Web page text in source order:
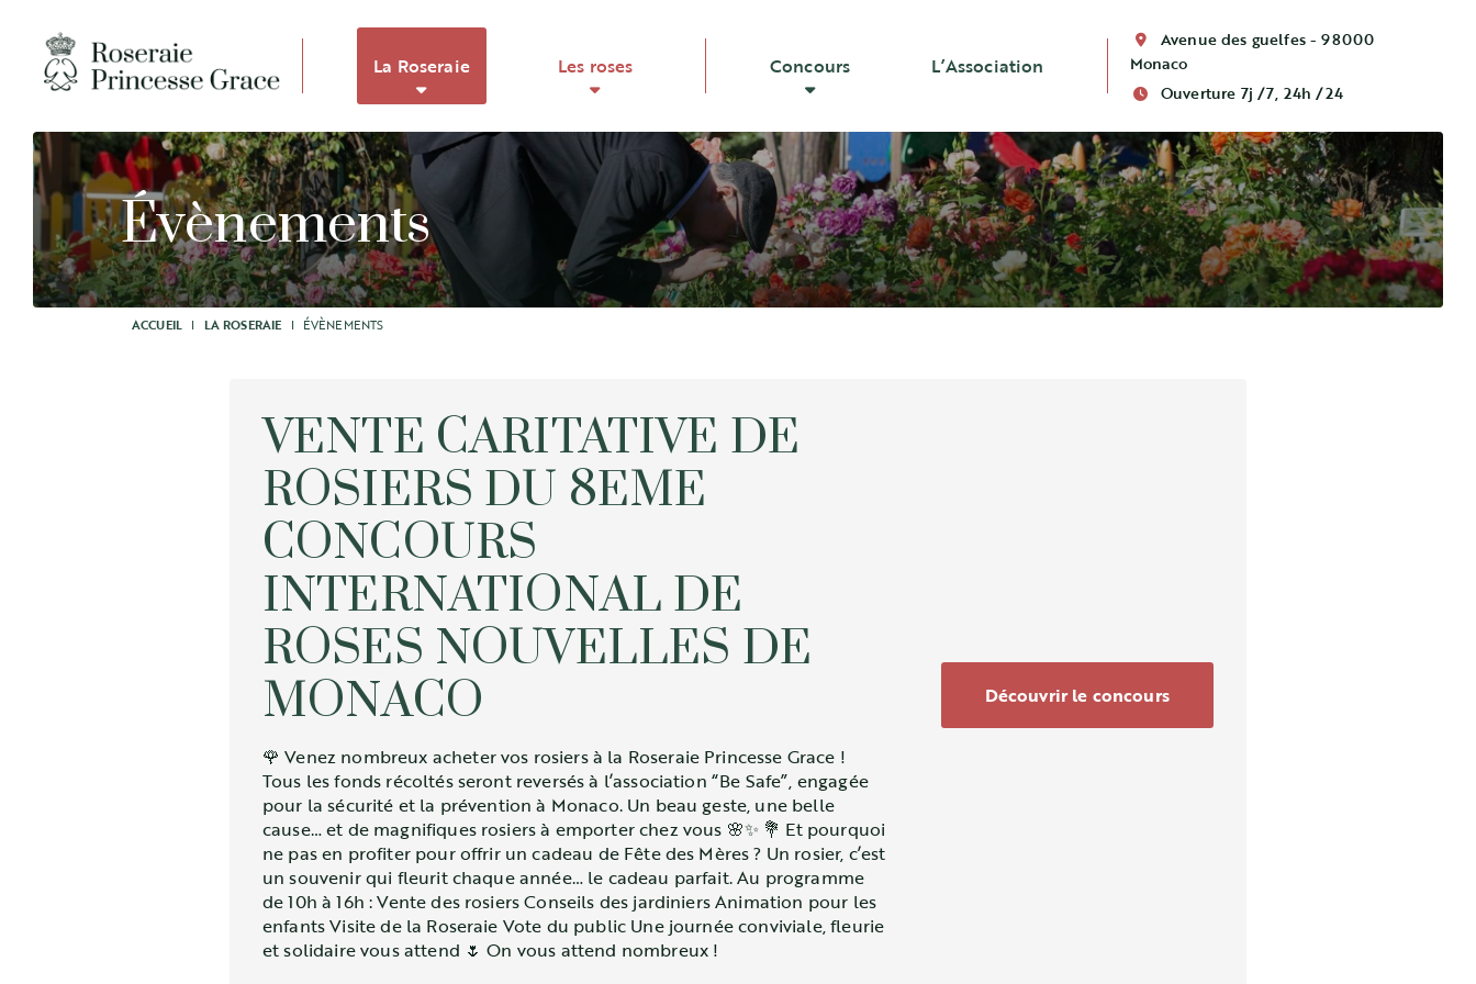
La Roseraie Les roses Concours L’Association
Avenue des guelfes - 98000
Monaco
Ouverture 7j /7, 24h /24
Évènements
ACCUEIL I LA ROSERAIE I ÉVÈNEMENTS
VENTE CARITATIVE DE
ROSIERS DU 8EME
CONCOURS
INTERNATIONAL DE
ROSES NOUVELLES DE
MONACO
🌹 Venez nombreux acheter vos rosiers à la Roseraie Princesse Grace !
Tous les fonds récoltés seront reversés à l’association “Be Safe”, engagée
pour la sécurité et la prévention à Monaco. Un beau geste, une belle
cause… et de magnifiques rosiers à emporter chez vous 🌸✨ 💐 Et pourquoi
ne pas en profiter pour offrir un cadeau de Fête des Mères ? Un rosier, c’est
un souvenir qui fleurit chaque année… le cadeau parfait. Au programme
de 10h à 16h : Vente des rosiers Conseils des jardiniers Animation pour les
enfants Visite de la Roseraie Vote du public Une journée conviviale, fleurie
et solidaire vous attend 🌷 On vous attend nombreux !
Découvrir le concours